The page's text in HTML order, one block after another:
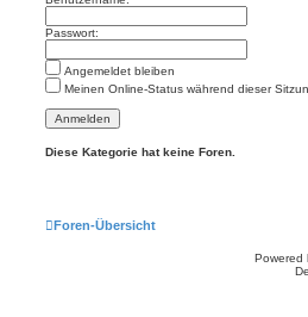
Passwort:
Angemeldet bleiben
Meinen Online-Status während dieser
Diese Kategorie hat keine Foren.
Foren-Übersicht
Powered